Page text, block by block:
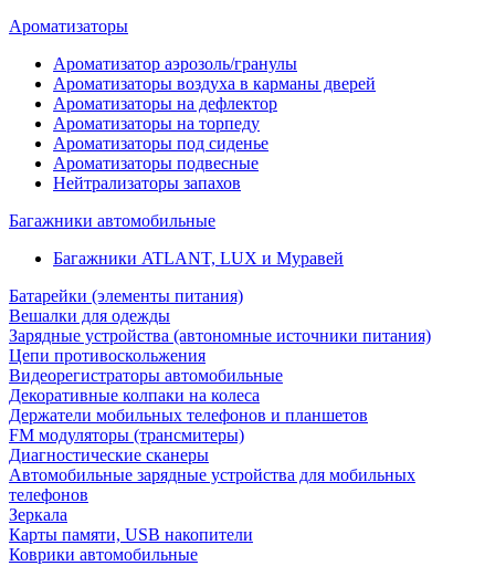
Ароматизаторы
Ароматизатор аэрозоль/гранулы
Ароматизаторы воздуха в карманы дверей
Ароматизаторы на дефлектор
Ароматизаторы на торпеду
Ароматизаторы под сиденье
Ароматизаторы подвесные
Нейтрализаторы запахов
Багажники автомобильные
Багажники ATLANT, LUX и Муравей
Батарейки (элементы питания)
Вешалки для одежды
Зарядные устройства (автономные источники питания)
Цепи противоскольжения
Видеорегистраторы автомобильные
Декоративные колпаки на колеса
Держатели мобильных телефонов и планшетов
FM модуляторы (трансмитеры)
Диагностические сканеры
Автомобильные зарядные устройства для мобильных
телефонов
Зеркала
Карты памяти, USB накопители
Коврики автомобильные